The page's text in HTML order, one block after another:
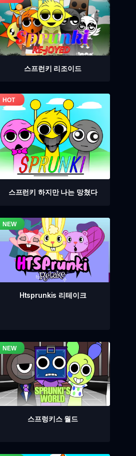
스프런키 리조이드
스프런키 하지만 나는 망쳤다
Htsprunkis 리테이크
스프렁키스 월드